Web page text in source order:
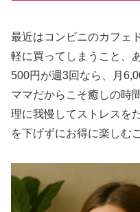
最近はコンビニのカフェ
軽に買ってしまうこと、
500円が週3回なら、月
ママだからこそ癒しの時
理に我慢してストレスを
を下げずにお得に楽しむ